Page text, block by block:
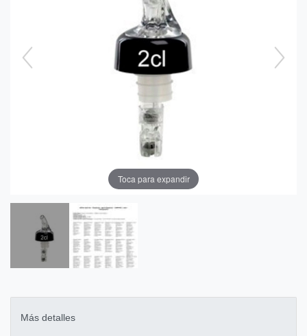
Toca para expandir
Más detalles